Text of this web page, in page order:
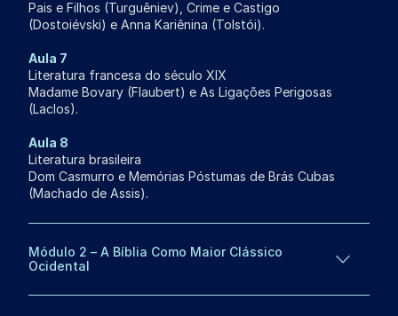
Pais e Filhos (Turguêniev), Crime e Castigo
(Dostoiévski) e Anna Kariênina (Tolstói).
Aula 7
Literatura francesa do século XIX
Madame Bovary (Flaubert) e As Ligações Perigosas
(Laclos).
Aula 8
Literatura brasileira
Dom Casmurro e Memórias Póstumas de Brás Cubas
(Machado de Assis).
Módulo 2 – A Bíblia Como Maior Clássico
Ocidental